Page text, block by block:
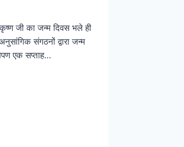
जी का जन्म दिवस भले ही
संगठनों द्वारा जन्म
एक सप्ताह…